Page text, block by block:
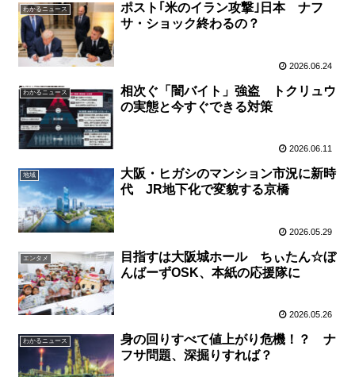
わかるニュース
ポスト｢米のイラン攻撃｣日本 ナフ
サ・ショック終わるの？
2026.06.24
わかるニュース
相次ぐ「闇バイト」強盗 トクリュウ
の実態と今すぐできる対策
2026.06.11
地域
大阪・ヒガシのマンション市況に新時
代 JR地下化で変貌する京橋
2026.05.29
エンタメ
目指すは大阪城ホール ちぃたん☆ぼ
んばーずOSK、本紙の応援隊に
2026.05.26
わかるニュース
身の回りすべて値上がり危機！？ ナ
フサ問題、深掘りすれば？